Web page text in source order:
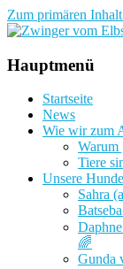
Zum primären
Zwinger
Hauptmenü
Startseite
News
Wie wir zum
Warum
Tiere
Unsere Hunde
Sahra
🌈
Gunda